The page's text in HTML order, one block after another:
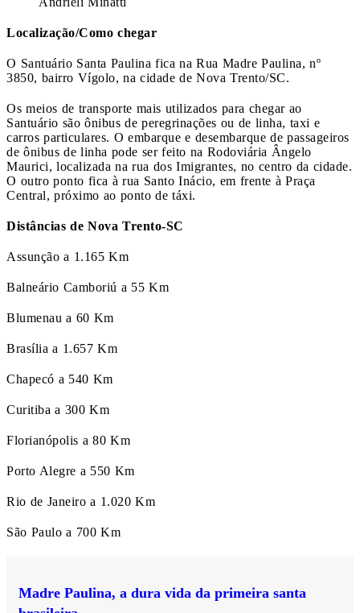
Localização/Como chegar
O Santuário Santa Paulina fica na Rua Madre Paulina, nº
3850, bairro Vígolo, na cidade de Nova Trento/SC.
Os meios de transporte mais utilizados para chegar ao
Santuário são ônibus de peregrinações ou de linha, taxi e
carros particulares. O embarque e desembarque de passageiros
de ônibus de linha pode ser feito na Rodoviária Ângelo
Maurici, localizada na rua dos Imigrantes, no centro da cidade.
O outro ponto fica à rua Santo Inácio, em frente à Praça
Central, próximo ao ponto de táxi.
Distâncias de Nova Trento-SC
Assunção a 1.165 Km
Balneário Camboriú a 55 Km
Blumenau a 60 Km
Brasília a 1.657 Km
Chapecó a 540 Km
Curitiba a 300 Km
Florianópolis a 80 Km
Porto Alegre a 550 Km
Rio de Janeiro a 1.020 Km
São Paulo a 700 Km
Madre Paulina, a dura vida da primeira santa